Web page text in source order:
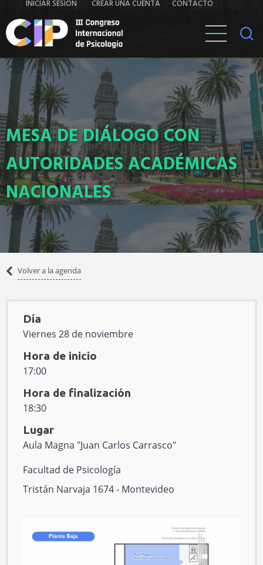
al
contenido
principal
Contacto
CONTACTO
Iniciar
sesión
INICIAR SESIÓN CREAR UNA CUENTA
MESA DE DIÁLOGO CON
AUTORIDADES ACADÉMICAS
NACIONALES
Volver
agenda
Volver a la agenda
Día
Viernes 28 de noviembre
Hora de inicio
17:00
Hora de finalización
18:30
Lugar
Aula Magna "Juan Carlos Carrasco"
E
d
Facultad de Psicología
D
Tristán Narvaja 1674 - Montevideo